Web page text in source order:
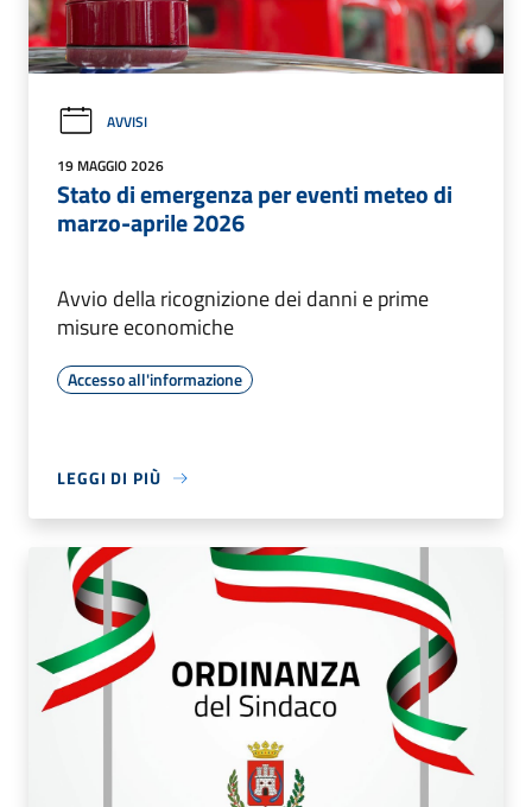
AVVISI
19 MAGGIO 2026
Stato di emergenza per eventi meteo di
marzo-aprile 2026
Avvio della ricognizione dei danni e prime
misure economiche
Accesso all'informazione
LEGGI DI PIÙ